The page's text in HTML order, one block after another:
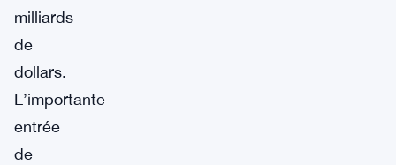
milliards
de
dollars.
L’importante
entrée
de